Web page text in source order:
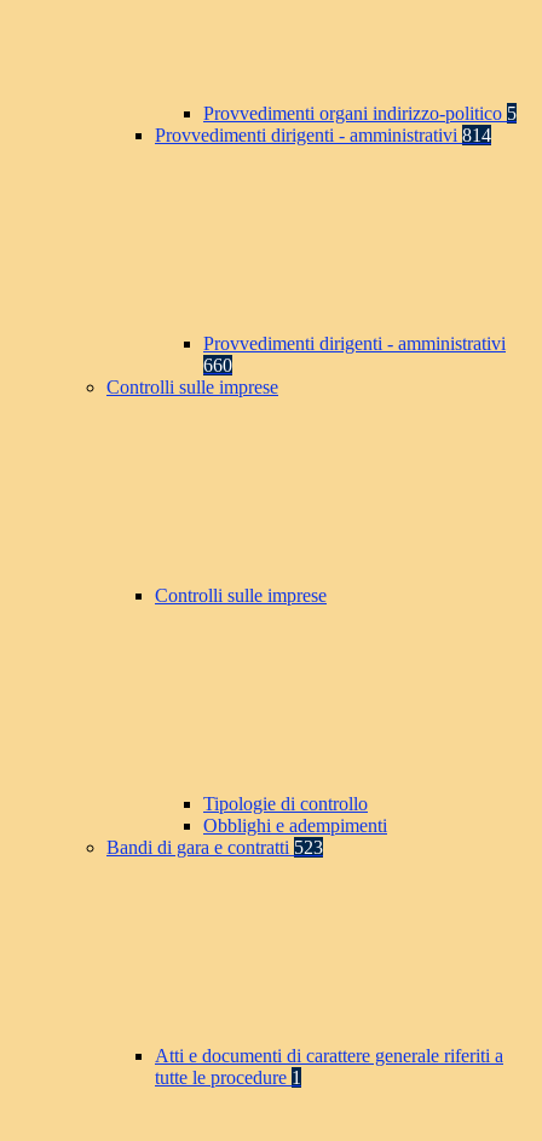
Provvedimenti organi indirizzo-politico 5
Provvedimenti dirigenti - amministrativi 814
Provvedimenti dirigenti - amministrativi
660
Controlli sulle imprese
Controlli sulle imprese
Tipologie di controllo
Obblighi e adempimenti
Bandi di gara e contratti 523
Atti e documenti di carattere generale riferiti a
tutte le procedure 1